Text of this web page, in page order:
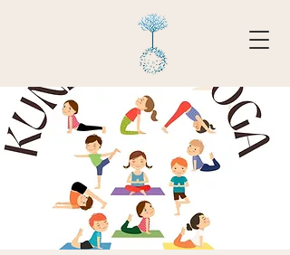
Tarifs - Réserver